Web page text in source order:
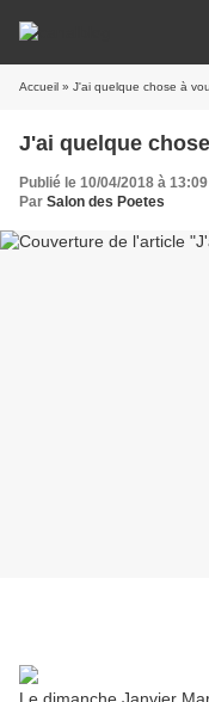
Accueil » J'ai quelque chose à
J'ai quelque
Publié le 10/04/2018 à 13:09
Par Salon des Poetes